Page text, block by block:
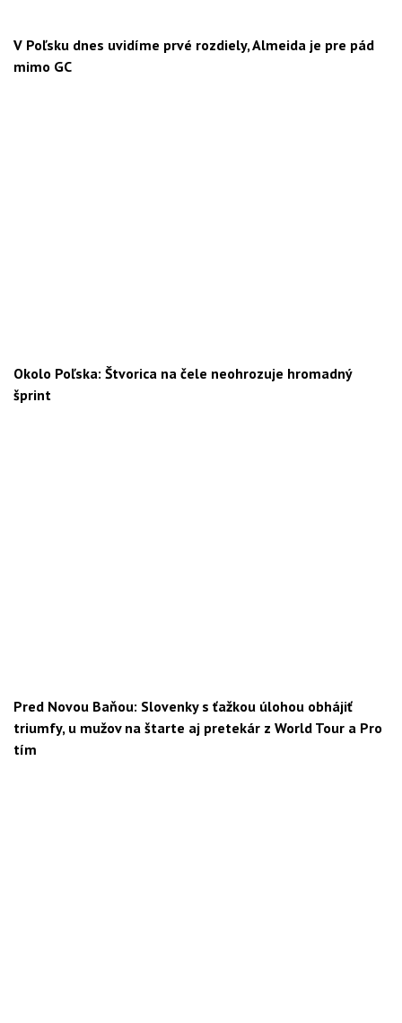
V Poľsku dnes uvidíme prvé rozdiely, Almeida je pre pád
mimo GC
Okolo Poľska: Štvorica na čele neohrozuje hromadný
šprint
Pred Novou Baňou: Slovenky s ťažkou úlohou obhájiť
triumfy, u mužov na štarte aj pretekár z World Tour a Pro
tím